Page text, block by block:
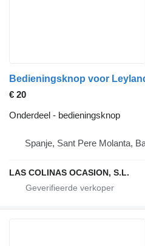
Bedieningsknop voor
€ 20
Onderdeel - bedieningsknop
Spanje, Sant Pere Molanta,
LAS COLINAS OCASION, S.L.